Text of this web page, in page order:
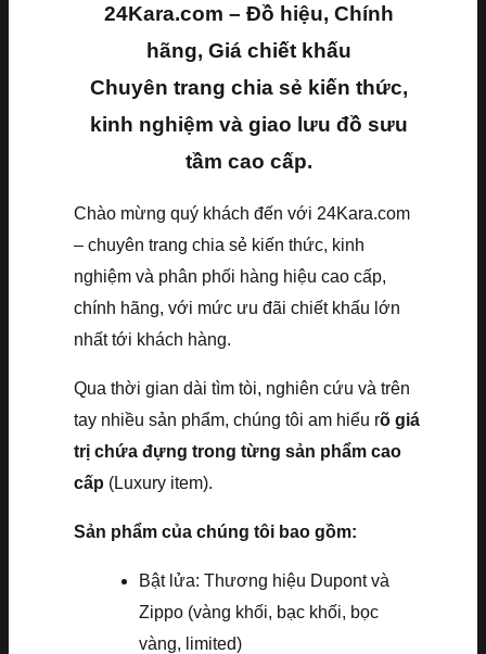
24Kara.com – Đồ hiệu, Chính
hãng, Giá chiết khấu
Chuyên trang chia sẻ kiến thức,
kinh nghiệm và giao lưu đồ sưu
tầm cao cấp.
Chào mừng quý khách đến với 24Kara.com
– chuyên trang chia sẻ kiến thức, kinh
nghiệm và phân phối hàng hiệu cao cấp,
chính hãng, với mức ưu đãi chiết khấu lớn
nhất tới khách hàng.
Qua thời gian dài tìm tòi, nghiên cứu và trên
tay nhiều sản phẩm, chúng tôi am hiểu rõ giá
trị chứa đựng trong từng sản phẩm cao
cấp (Luxury item).
Sản phẩm của chúng tôi bao gồm:
Bật lửa: Thương hiệu Dupont và
Zippo (vàng khối, bạc khối, bọc
vàng, limited)